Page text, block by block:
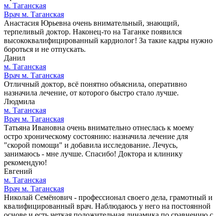
м. Таганская
Врач м. Таганская
Анастасия Юрьевна очень внимательный, знающий,
терпеливый доктор. Наконец-то на Таганке появился
высококвалифицированный кардиолог! За такие кадры нужно
бороться и не отпускать.
Данил
м. Таганская
Врач м. Таганская
Отличный доктор, всё понятно объяснила, оперативно
назначила лечение, от которого быстро стало лучше.
Людмила
м. Таганская
Врач м. Таганская
Татьяна Ивановна очень внимательно отнеслась к моему
остро хроническому состоянию: назначила лечение для
"скорой помощи" и добавила исследование. Лечусь,
занимаюсь - мне лучше. Спасибо! Доктора и клинику
рекомендую!
Евгений
м. Таганская
Врач м. Таганская
Николай Семёнович - профессионал своего дела, грамотный и
квалифицированный врач. Наблюдаюсь у него на постоянной